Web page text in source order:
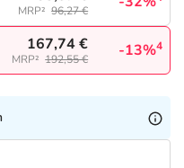
MRP² 96,27 €
167,74 €
MRP² 192,55 € -13%4